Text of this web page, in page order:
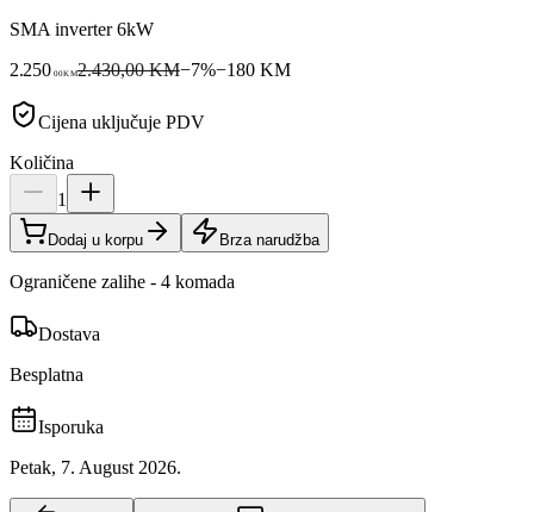
SMA inverter 6kW
2.250 00KM2.430,00 KM−7%−180KM
Cijena uključuje PDV
Količina
1
Dodaj u korpu Brza narudžba
Ograničene zalihe - 4 komada
Dostava
Besplatna
Isporuka
Petak, 7. August 2026.